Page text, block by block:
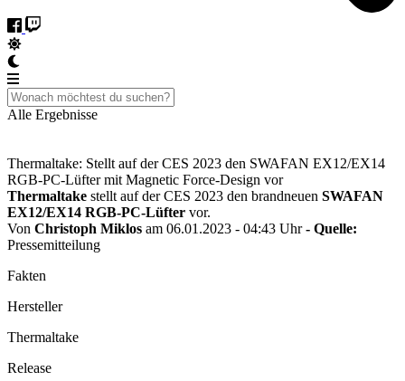
Alle Ergebnisse
Thermaltake: Stellt auf der CES 2023 den SWAFAN EX12/EX14
RGB-PC-Lüfter mit Magnetic Force-Design vor
Thermaltake stellt auf der CES 2023 den brandneuen SWAFAN
EX12/EX14 RGB-PC-Lüfter vor.
Von Christoph Miklos am 06.01.2023 - 04:43 Uhr- Quelle:
Pressemitteilung
Fakten
Hersteller
Thermaltake
Release